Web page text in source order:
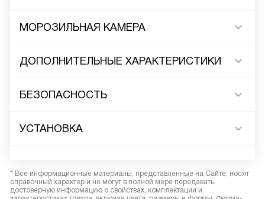
МОРОЗИЛЬНАЯ КАМЕРА
ДОПОЛНИТЕЛЬНЫЕ ХАРАКТЕРИСТИКИ
БЕЗОПАСНОСТЬ
УСТАНОВКА
* Все информационные материалы, представленные на Сайте, носят
справочный характер и не могут в полной мере передавать
достоверную информацию о свойствах, комплектации и